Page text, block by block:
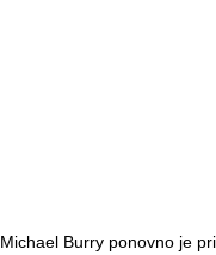
Michael Burry ponovno je